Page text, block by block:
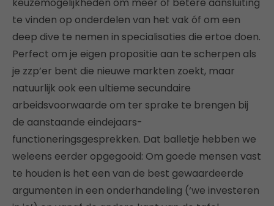
te vinden op onderdelen van het vak óf om een
deep dive te nemen in specialisaties die ertoe doen.
Perfect om je eigen propositie aan te scherpen als
je zzp’er bent die nieuwe markten zoekt, maar
natuurlijk ook een ultieme secundaire
arbeidsvoorwaarde om ter sprake te brengen bij
de aanstaande eindejaars-
functioneringsgesprekken. Dat balletje hebben we
weleens eerder opgegooid: Om goede mensen vast
te houden is het een van de best gewaardeerde
argumenten in een onderhandeling (‘we investeren